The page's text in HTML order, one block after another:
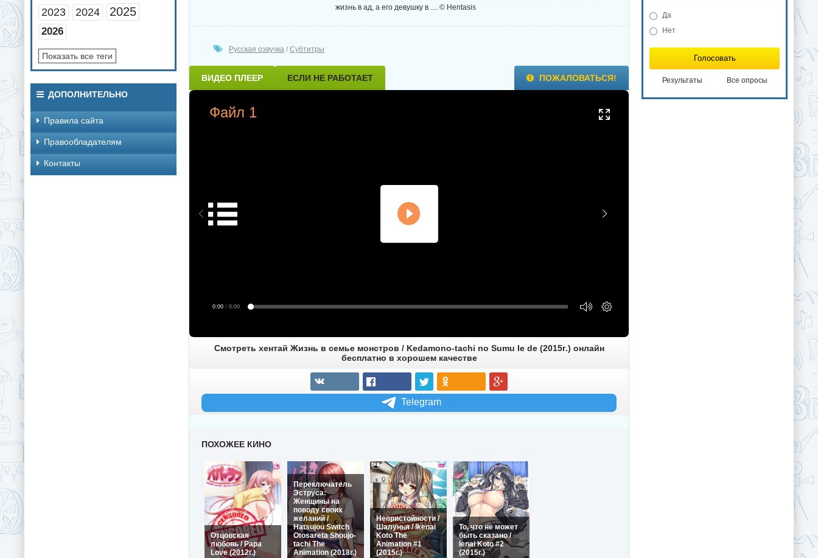
жизнь в ад, а его девушку в .... © Hentasis
Русская озвучка / Субтитры
ВИДЕО ПЛЕЕР ЕСЛИ НЕ РАБОТАЕТ ПОЖАЛОВАТЬСЯ!
Файл 1
0:00 / 0:00
Смотреть хентай Жизнь в семье монстров / Kedamono-tachi no Sumu Ie de (2015г.) онлайн
бесплатно в хорошем качестве
Telegram
ПОХОЖЕЕ КИНО
Отцовская
любовь / Papa
Love (2012г.)
Переключатель
Эструса:
Женщины на
поводу своих
желаний /
Hatsujou Switch
Otosareta Shoujo-
tachi The
Animation (2018г.)
Непристойности /
Шалунья / Ikenai
Koto The
Animation #1
(2015г.)
То, что не может
быть сказано /
Ienai Koto #2
(2015г.)
2023
2024 2025
2026
Показать все теги
ДОПОЛНИТЕЛЬНО
Правила сайта
Правообладателям
Контакты
Да
Нет
Голосовать
Результаты Все опросы